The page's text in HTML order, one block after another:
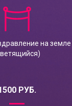
на земле
РУБ.